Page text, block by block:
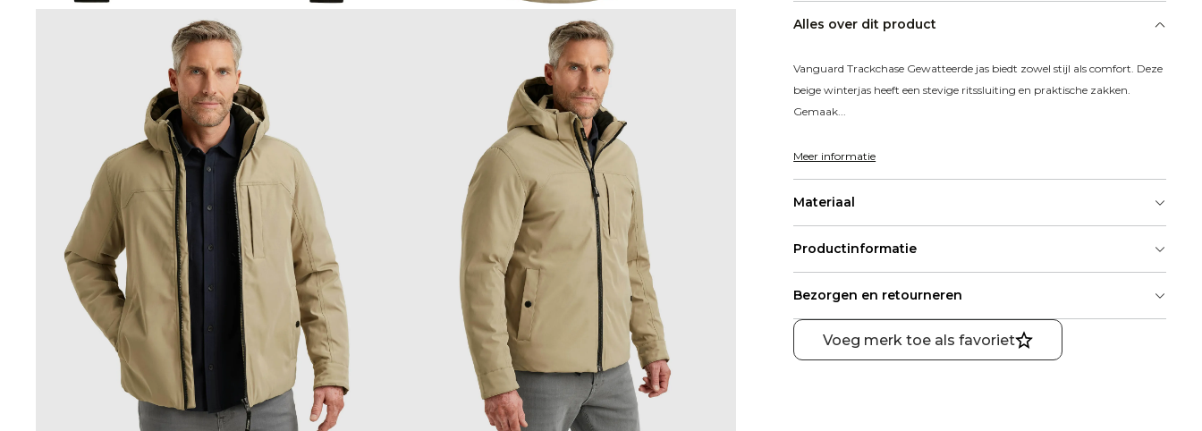
Alles over dit product
Vanguard Trackchase Gewatteerde jas biedt zowel stijl als comfort. Deze
beige winterjas heeft een stevige ritssluiting en praktische zakken.
Gemaak...
Meer informatie
Materiaal
Productinformatie
Bezorgen en retourneren
Voeg merk toe als favoriet